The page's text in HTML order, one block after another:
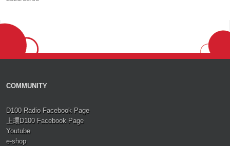
COMMUNITY
D100 Radio Facebook Page
上環D100 Facebook Page
Youtube
e-shop